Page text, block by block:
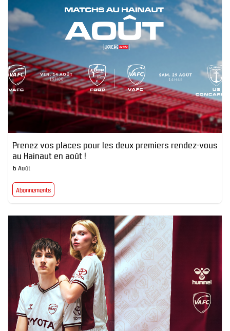
Prenez vos places pour les deux premiers rendez-vous
au Hainaut en août !
6 Août
Abonnements